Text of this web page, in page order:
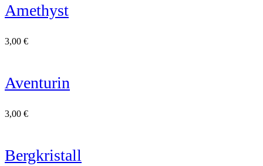
Amethyst
3,00 €
Aventurin
3,00 €
Bergkristall